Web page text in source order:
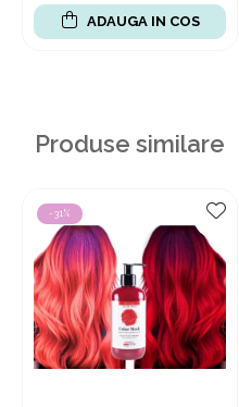
ADAUGA IN COS
Produse similare
-31%